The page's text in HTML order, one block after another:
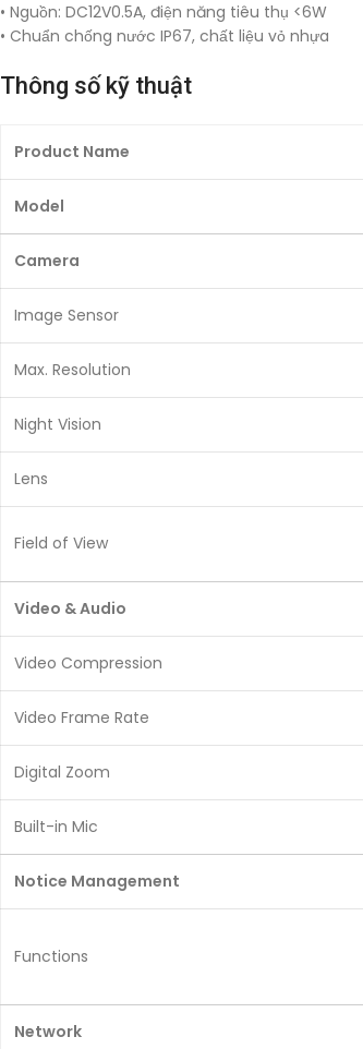
• Nguồn: DC12V0.5A, điện năng tiêu thụ <6W
• Chuẩn chống nước IP67, chất liệu vỏ nhựa
Thông số kỹ thuật
Product Name
Model
Camera
Image Sensor
Max. Resolution
Night Vision
Lens
Field of View
Video & Audio
Video Compression
Video Frame Rate
Digital Zoom
Built-in Mic
Notice Management
Functions
Network